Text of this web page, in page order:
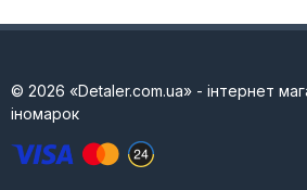
© 2026 «Detaler.com.ua» - інтернет
іномарок